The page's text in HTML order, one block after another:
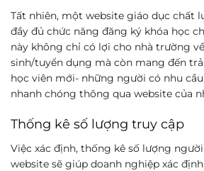
Tất nhiên, một website giáo dục chất
đầy đủ chức năng đăng ký khóa học
này không chỉ có lợi cho nhà trường
sinh/tuyển dụng mà còn mang đến
học viên mới- những người có nhu
nhanh chóng thông qua website của
Thống kê số lượng truy cập
Việc xác định, thống kê số lượng
website sẽ giúp doanh nghiệp xác